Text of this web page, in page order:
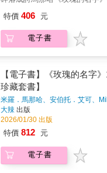
夢？──〈北極星〉 在金斯波特
座高聳得不合常理、連地圖都
足那片被迷霧壟罩的峭壁。 當
盡千辛萬苦攀上巔峰、推開那扇
的並非隱士，而是跨越時空的
夜，藍道夫&middot;卡特在夢
並得知了銀鑰匙的存在。 醒來
樓，終於讓消失兩百年的銀鑰匙
裹著銀鑰匙的羊皮紙上，以未知
神祕訊息。 不久後，卡特帶著
即在名為「蛇巢」的洞窟附近音
慄與憧憬的八篇「克蘇魯神話
de la Critique ACBD） ★2019
會（JAPAN EXPO）達摩裝幀
★2025年《克蘇魯的呼喚》獲得
獎（Bram Stoker Award）獎（
長年受失眠所苦的他，在極光
窺見了那座神祕的大理石城
奧拉托。 在北極星充滿惡意的
分不清自己究竟是沼澤邊孤獨的
守衛洛馬高原的英勇士兵。 在
睡。 是他在夢中見證了古文明
本身就是一場跨越永恆、拒絕甦
夢？──〈北極星〉 在金斯波特
時的青年所差無幾，正從高呼
個人自我的探尋。順著此一氛圍
著落，青春也隨之載浮載沉，
瞬的綻放。 正是這背景，受到
義春）、高達（Jean-Luc
一，以精準的剪影、朦朧的敘
取景與留白，搭配帶有設計感
劇般的挪用，以及對演歌、樂曲
出《赤色輓歌》這部可說是日漫
的前衛漫畫。 時至今日，一郎
活已趨平常，傳統社會的古舊價
昔，但他們的心情，以及時代
能盡可能去經驗、去體會作者
漫畫極限美學。
文系教授）李昂（作家）-陳慧
（作家、資深編輯人）韓良憶（
（漫畫家）葉長青（漫畫家）
的某個人》作者）薛西斯（推
知論偵探》漫畫編劇）鸚鵡洲（
可知論偵探》作者）翁稷安（
學歷史系副教授、漫畫研究者
盛讚！中世紀、宗教、哲學、
透過一位年輕僧侶之死，一步
道院之謎，一場場宗教思想、
真理的辯駁，新思想如何與封建
過馬那哈的詮釋，將給我們什麼
馬那哈」是我最喜歡的義大利
特價 406 元
電子書
【電子書】《玫瑰的名字
珍藏套書】
米羅．馬那哈、安伯托．艾可、
Umberto Eco
大辣 出版
2026/01/30 出版
特價 812 元
電子書